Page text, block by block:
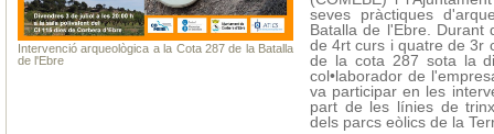
Intervenció arqueològica a la Cota 287 de la Batalla
de l'Ebre
seves pràctiques
Batalla de l'Ebre. Durant
de 4rt curs i quatre de 3r
de la cota 287 sota la
col•laborador de
va participar en les
part de les línies de
dels parcs eòlics de la